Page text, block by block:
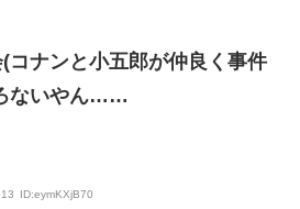
コナンと小五郎が仲良く事件
ないやん……
ID:eymKXjB70